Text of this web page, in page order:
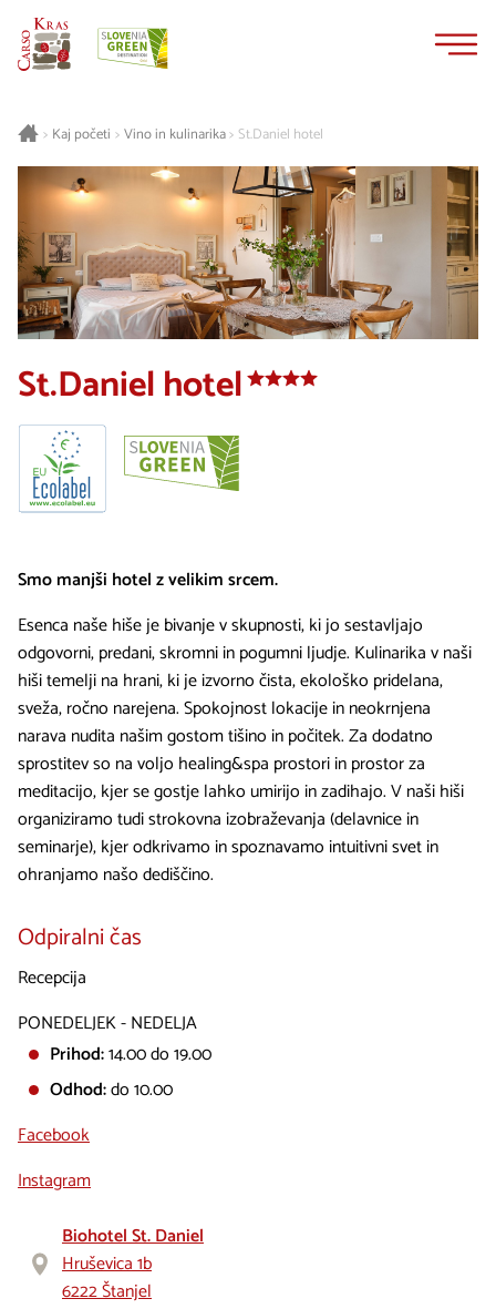
> Kaj početi > Vino in kulinarika>St.Daniel hotel
St.Daniel hotel
Smo manjši hotel z velikim srcem.
Esenca naše hiše je bivanje v skupnosti, ki jo sestavljajo
odgovorni, predani, skromni in pogumni ljudje. Kulinarika v naši
hiši temelji na hrani, ki je izvorno čista, ekološko pridelana,
sveža, ročno narejena. Spokojnost lokacije in neokrnjena
narava nudita našim gostom tišino in počitek. Za dodatno
sprostitev so na voljo healing&spa prostori in prostor za
meditacijo, kjer se gostje lahko umirijo in zadihajo. V naši hiši
organiziramo tudi strokovna izobraževanja (delavnice in
seminarje), kjer odkrivamo in spoznavamo intuitivni svet in
ohranjamo našo dediščino.
Odpiralni čas
Recepcija
PONEDELJEK - NEDELJA
Prihod:14.00 do 19.00
Odhod:do 10.00
Facebook
Instagram
Biohotel St. Daniel
Hruševica 1b
6222 Štanjel